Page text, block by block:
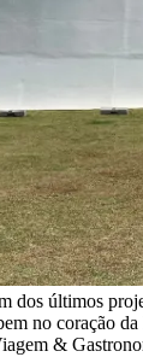
dos últimos
no coração da
&